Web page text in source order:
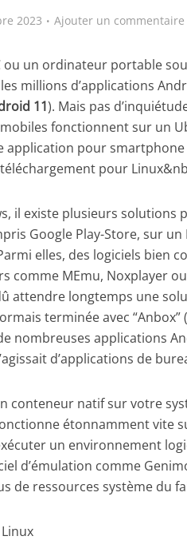
2023 Ajouter un commentaire
ou un ordinateur portable
millions d’applications
11). Mais pas
fonctionnent sur un
application pour
pour
il existe plusieurs solutions
Google Play-Store, sur un
elles, des logiciels bien
comme MEmu, Noxplayer
attendre longtemps une
terminée avec
nombreuses applications
d’applications de
conteneur natif sur votre
étonnamment vite
un environnement
d’émulation comme
de ressources système du